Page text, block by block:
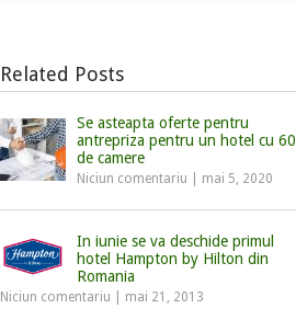
Related Posts
Se asteapta oferte pentru
antrepriza pentru un hotel cu 60
de camere
Niciun comentariu mai 5, 2020
In iunie se va deschide primul
hotel Hampton by Hilton din
Romania
Niciun comentariu mai 21, 2013